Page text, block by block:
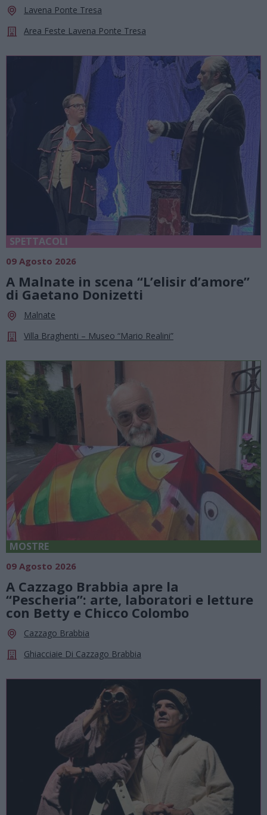
Lavena Ponte Tresa
Area Feste Lavena Ponte Tresa
SPETTACOLI
09 Agosto 2026
A Malnate in scena “L’elisir d’amore”
di Gaetano Donizetti
Malnate
Villa Braghenti – Museo “Mario Realini”
MOSTRE
09 Agosto 2026
A Cazzago Brabbia apre la
“Pescheria”: arte, laboratori e letture
con Betty e Chicco Colombo
Cazzago Brabbia
Ghiacciaie Di Cazzago Brabbia